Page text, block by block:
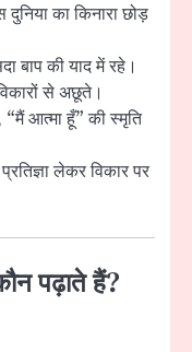
का किनारा छोड़
बाप की याद में रहे।
से अछूते।
आत्मा हूँ” की स्मृति
लेकर विकार पर
पढ़ाते हैं?